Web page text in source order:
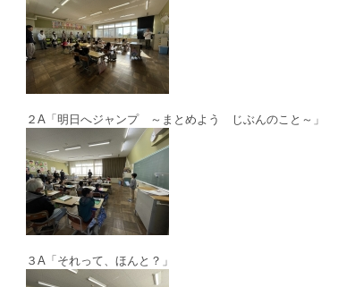
２A「明日へジャンプ ～まとめよう じぶんのこと～」
３A「それって、ほんと？」